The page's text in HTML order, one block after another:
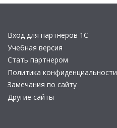
Вход для партнеров 1С
Учебная версия
Стать партнером
Политика конфиденциальности
Замечания по сайту
Другие сайты